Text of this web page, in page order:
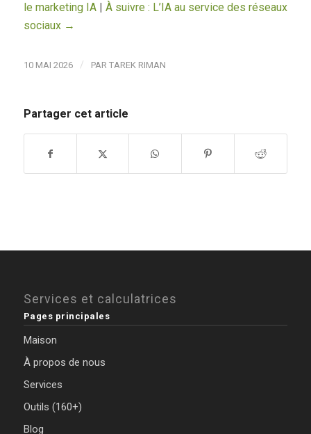
le marketing IA| À suivre : L’IA au service des réseaux
sociaux →
10 MAI 2026 / PAR TAREK RIMAN
Partager cet article
Services et calculatrices
Pages principales
Maison
À propos de nous
Services
Outils (160+)
Blog